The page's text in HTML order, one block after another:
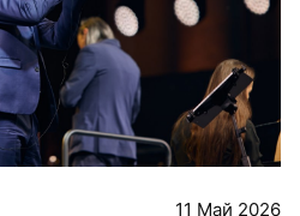
11 Май 2026